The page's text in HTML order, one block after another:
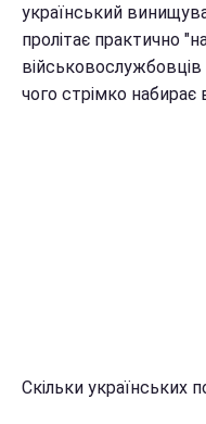
український
пролітає практично
військовослужбовців
чого стрімко набирає
Скільки українських